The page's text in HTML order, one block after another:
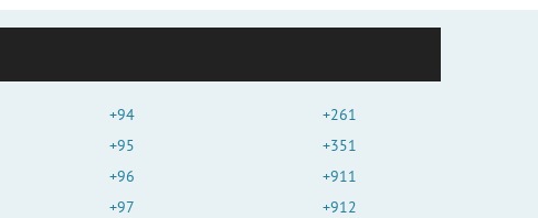
+94
+95
+96
+97
+261
+351
+911
+912